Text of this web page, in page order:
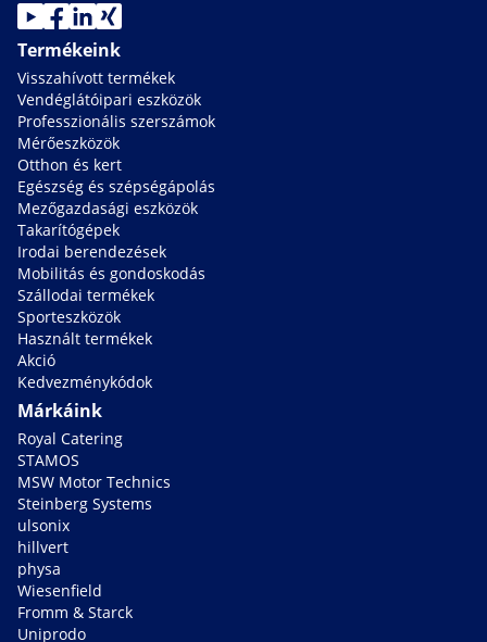
Termékeink
Visszahívott termékek
Vendéglátóipari eszközök
Professzionális szerszámok
Mérőeszközök
Otthon és kert
Egészség és szépségápolás
Mezőgazdasági eszközök
Takarítógépek
Irodai berendezések
Mobilitás és gondoskodás
Szállodai termékek
Sporteszközök
Használt termékek
Akció
Kedvezménykódok
Márkáink
Royal Catering
STAMOS
MSW Motor Technics
Steinberg Systems
ulsonix
hillvert
physa
Wiesenfield
Fromm & Starck
Uniprodo